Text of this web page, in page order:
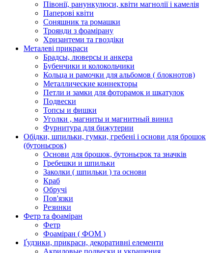
Півонії, ранункулюси, квіти магнолії і камелія
Паперові квіти
Соняшник та ромашки
Троянди з фоамірану
Хризантеми та гвоздіки
Металеві прикраси
Брадсы, люверсы и анкера
Бубенчики и колокольчики
Кольца и рамочки для альбомов ( блокнотов)
Металлические коннекторы
Петли и замки для фоторамок и шкатулок
Подвески
Топсы и фишки
Уголки , магниты и магнитный винил
Фурнитура для бижутерии
Обідки, шпильки, гумки, гребені і основи для брошок
(бутоньєрок)
Основи для брошок, бутоньєрок та значків
Гребешки и шпильки
Заколки ( шпильки ) та основи
Краб
Обручі
Пов'язки
Резинки
Фетр та фоаміран
Фетр
Фоаміран ( ФОМ )
Ґудзики, прикраси, декоративні елементи
Акриловые подвески и украшения